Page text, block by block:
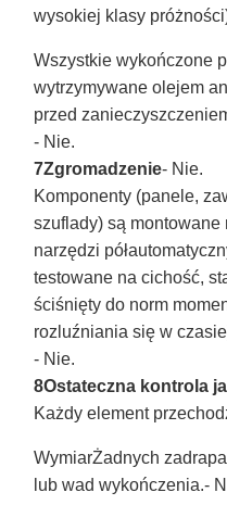
wysokiej klasy
Wszystkie wykończone
wytrzymywane olejem
przed
- Nie.
7Zgromadzenie- Nie.
Komponenty (panele,
szuflady) są montowane
narzędzi
testowane na cichość,
ściśnięty do norm
rozluźniania się w
- Nie.
8Ostateczna kontrola
Każdy element
WymiarŻadnych
lub wad wykończenia.-